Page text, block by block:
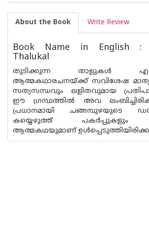
About the Book Write Review
Book Name in English :
Thalukal
തുടിക്കുന്ന താളുകള്‍
ആത്മകഥാരചനയ്ക്ക് സവിശേഷ
സത്യസന്ധവും ലളിതവുമായ
ഈ ഗ്രന്ഥത്തില്‍ അവ
പ്രധാനമായി ചങ്ങമ്പുഴയുടെ
കയ്യെഴുത്ത് പകര്‍പ്പുകളും
ആത്മകഥയുമാണ്